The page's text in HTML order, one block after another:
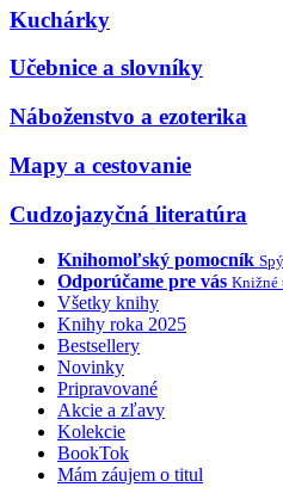
Kuchárky
Učebnice a slovníky
Náboženstvo a ezoterika
Mapy a cestovanie
Cudzojazyčná literatúra
Knihomoľský pomocník
Odporúčame pre vás Knižné
Všetky knihy
Knihy roka 2025
Bestsellery
Novinky
Pripravované
Akcie a zľavy
Kolekcie
BookTok
Mám záujem o titul